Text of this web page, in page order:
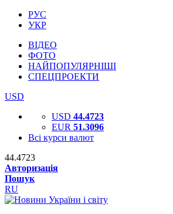
РУС
УКР
ВІДЕО
ФОТО
НАЙПОПУЛЯРНІШІ
СПЕЦПРОЕКТИ
USD
USD 44.4723
EUR 51.3096
Всі курси валют
44.4723
Авторизація
Пошук
RU